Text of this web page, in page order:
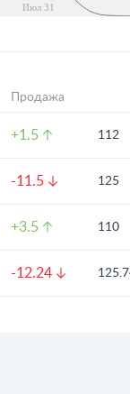
Июл 31
Продажа
+1.5 112
-11.5 125
+3.5 110
-12.24